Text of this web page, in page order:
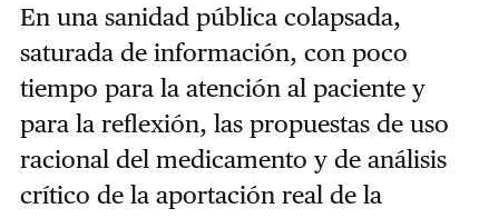
En una sanidad pública colapsada,
saturada de información, con poco
tiempo para la atención al paciente y
para la reflexión, las propuestas de uso
racional del medicamento y de análisis
crítico de la aportación real de la